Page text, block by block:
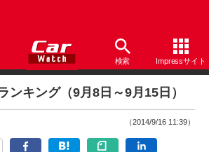
検索 Impressサイト
ンキング（9月8日～9月15日）
（2014/9/16 11:39）